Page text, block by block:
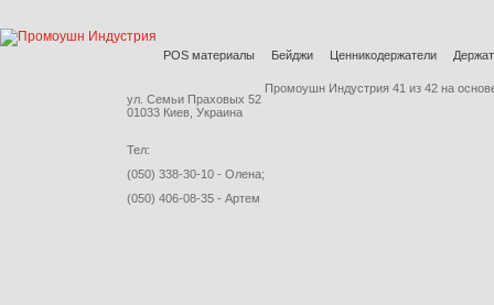
POS материалы Бейджи Ценникодержатели
ул. Семьи Праховых 52
01033 Киев, Украина
Тел:
(050) 338-30-10 - Олена;
(050) 406-08-35 - Артем
Промоушн Индустрия 41 из 42 на